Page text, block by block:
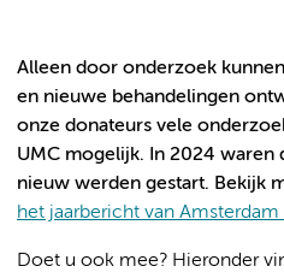
Alleen door onderzoek
en nieuwe behandelingen
onze donateurs vele
UMC mogelijk. In 2024 waren
nieuw werden gestart. Bekijk
het jaarbericht van
Doet u ook mee? Hieronder